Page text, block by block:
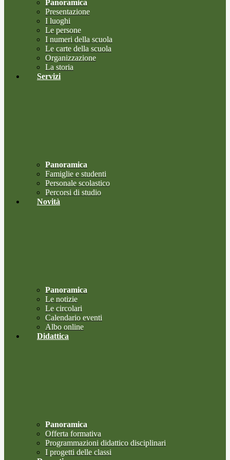
Panoramica
Presentazione
I luoghi
Le persone
I numeri della scuola
Le carte della scuola
Organizzazione
La storia
Servizi
Panoramica
Famiglie e studenti
Personale scolastico
Percorsi di studio
Novità
Panoramica
Le notizie
Le circolari
Calendario eventi
Albo online
Didattica
Panoramica
Offerta formativa
Programmazioni didattico disciplinari
I progetti delle classi